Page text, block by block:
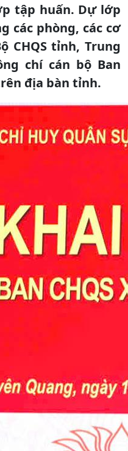
tập huấn. Dự lớp
các phòng, các cơ
CHQS tỉnh, Trung
chí cán bộ Ban
địa bàn tỉnh.